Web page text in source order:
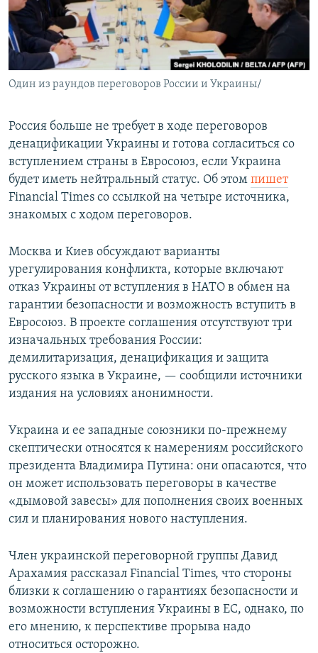
Один из раундов переговоров России и Украины/
Россия больше не требует в ходе переговоров
денацификации Украины и готова согласиться со
вступлением страны в Евросоюз, если Украина
будет иметь нейтральный статус. Об этом пишет
Financial Times со ссылкой на четыре источника,
знакомых с ходом переговоров.
Москва и Киев обсуждают варианты
урегулирования конфликта, которые включают
отказ Украины от вступления в НАТО в обмен на
гарантии безопасности и возможность вступить в
Евросоюз. В проекте соглашения отсутствуют три
изначальных требования России:
демилитаризация, денацификация и защита
русского языка в Украине, — сообщили источники
издания на условиях анонимности.
Украина и ее западные союзники по-прежнему
скептически относятся к намерениям российского
президента Владимира Путина: они опасаются, что
он может использовать переговоры в качестве
«дымовой завесы» для пополнения своих военных
сил и планирования нового наступления.
Член украинской переговорной группы Давид
Арахамия рассказал Financial Times, что стороны
близки к соглашению о гарантиях безопасности и
возможности вступления Украины в ЕС, однако, по
его мнению, к перспективе прорыва надо
относиться осторожно.